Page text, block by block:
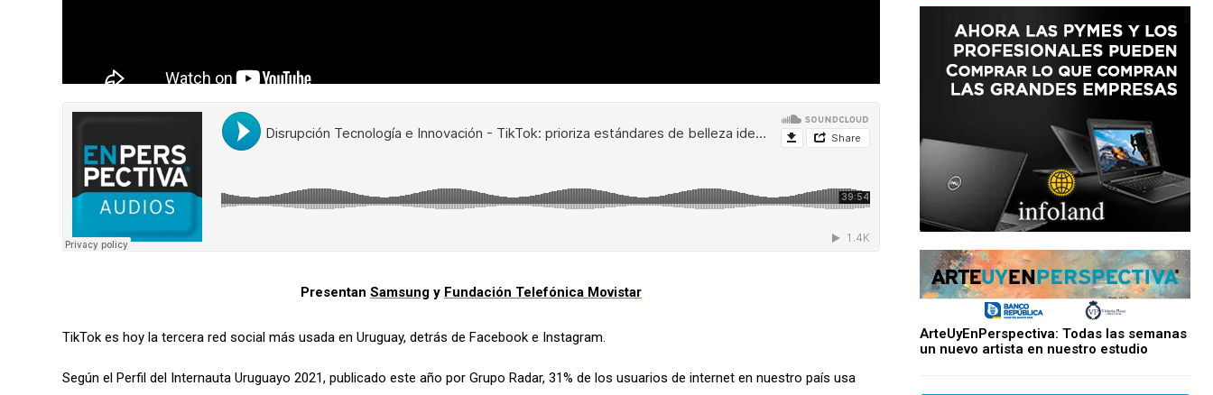
Presentan Samsung y Fundación Telefónica Movistar
TikTok es hoy la tercera red social más usada en Uruguay, detrás de Facebook e Instagram.
Según el Perfil del Internauta Uruguayo 2021, publicado este año por Grupo Radar, 31% de los usuarios de internet en nuestro país usa
ArteUyEnPerspectiva: Todas las semanas
un nuevo artista en nuestro estudio